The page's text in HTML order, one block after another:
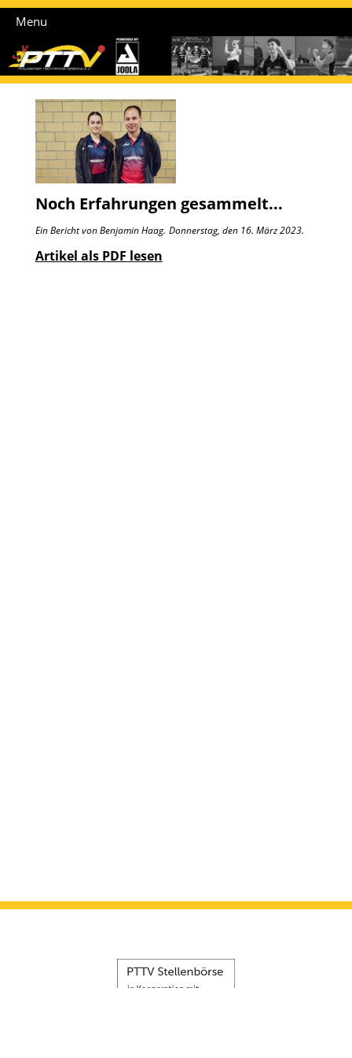
Menu
Noch Erfahrungen gesammelt...
Ein Bericht von Benjamin Haag. Donnerstag, den 16. März 2023.
Artikel als PDF lesen